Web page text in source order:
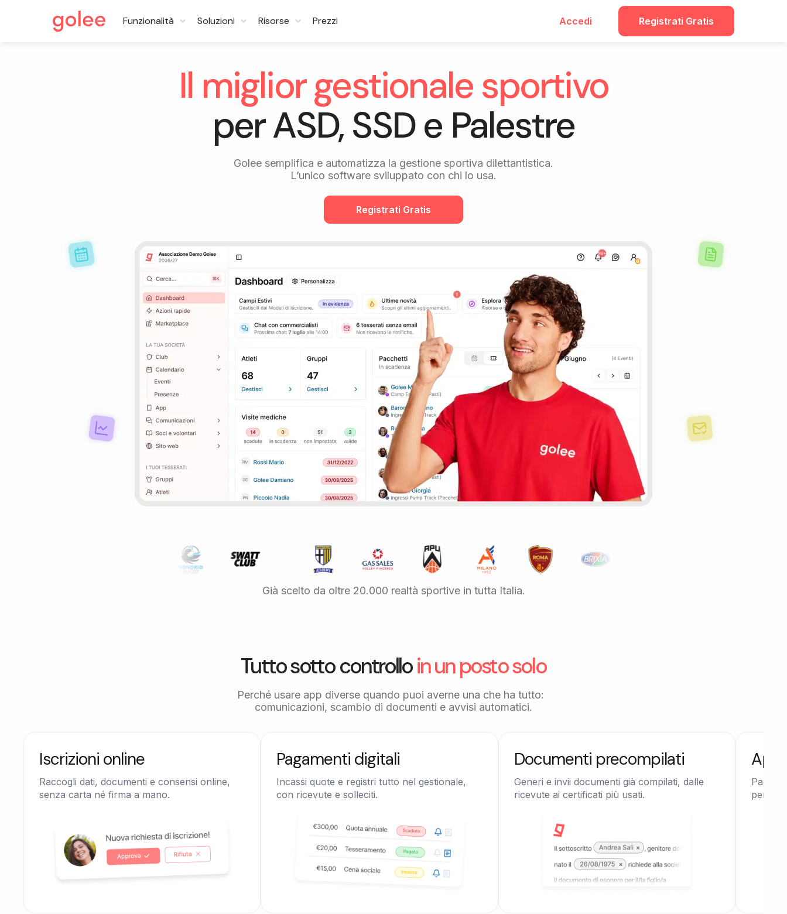
Funzionalità Soluzioni Risorse Prezzi Accedi Registrati Gratis
Il miglior gestionale sportivo
per ASD, SSD e Palestre
Golee semplifica e automatizza la gestione sportiva dilettantistica.
L’unico software sviluppato con chi lo usa.
Registrati Gratis
Già scelto da oltre 20.000 realtà sportive in tutta Italia.
Tutto sotto controlloin un posto solo
Perché usare app diverse quando puoi averne una che ha tutto:
comunicazioni, scambio di documenti e avvisi automatici.
Iscrizioni online
Raccogli dati, documenti e consensi online,
senza carta né firma a mano.
Pagamenti digitali
Incassi quote e registri tutto nel gestionale,
con ricevute e solleciti.
Documenti precompilati
Generi e invii documenti già compilati, dalle
ricevute ai certificati più usati.
App
per